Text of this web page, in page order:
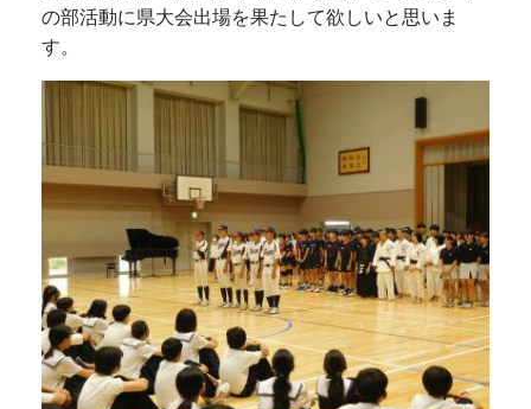
の部活動に県大会出場を果たして欲しいと思いま
す。